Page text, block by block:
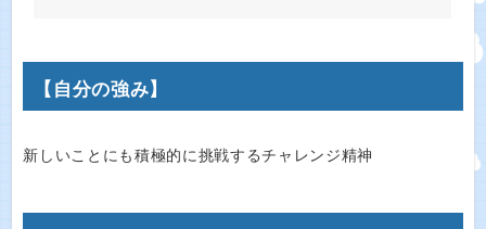
【自分の強み】
新しいことにも積極的に挑戦するチャレンジ精神